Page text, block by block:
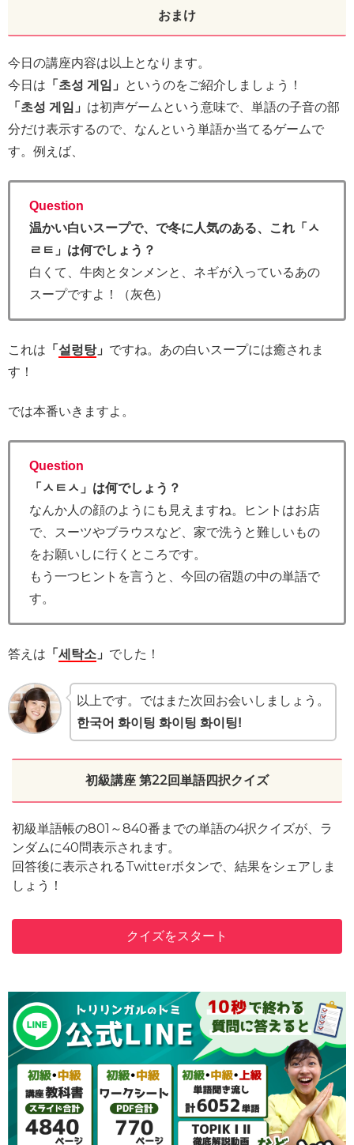
おまけ
今日の講座内容は以上となります。
今日は 「초성 게임」
というのをご紹介しましょう！
「초성 게임」 は初声ゲームという意味で、単語の子音の部
分だけ表示するので、なんという単語か当てるゲームで
す。例えば、
Question
温かい白いスープで、で冬に人気のある、これ「ㅅ
ㄹㅌ」は何でしょう？
白くて、牛肉とタンメンと、ネギが入っているあの
スープですよ！（灰色）
これは 「 설렁탕」 ですね。あの白いスープには癒されま
す！
では本番いきますよ。
Question
「ㅅㅌㅅ」は何でしょう？
なんか人の顔のようにも見えますね。ヒントはお店
で、スーツやブラウスなど、家で洗うと難しいもの
をお願いしに行くところです。
もう一つヒントを言うと、今回の宿題の中の単語で
す。
答えは 「 세탁소 」 でした！
以上です。ではまた次回お会いしましょう。
한국어 화이팅 화이팅 화이팅!
初級講座 第22回単語四択クイズ
初級単語帳の801～840番までの単語の4択クイズが、ラ
ンダムに40問表示されます。
回答後に表示されるTwitterボタンで、結果をシェアしま
しょう！
クイズをスタート